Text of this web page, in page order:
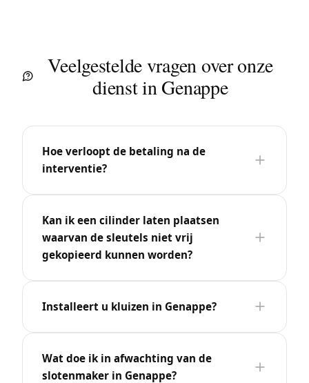
Veelgestelde vragen over onze
dienst in Genappe
Hoe verloopt de betaling na de
interventie?
Kan ik een cilinder laten plaatsen
waarvan de sleutels niet vrij
gekopieerd kunnen worden?
Installeert u kluizen in Genappe?
Wat doe ik in afwachting van de
slotenmaker in Genappe?